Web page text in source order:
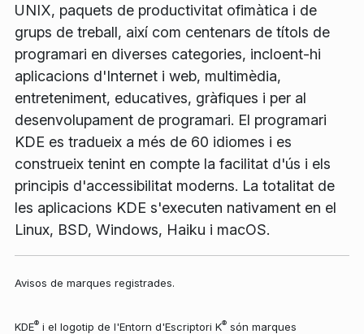
UNIX, paquets de productivitat ofimàtica i de
grups de treball, així com centenars de títols de
programari en diverses categories, incloent-hi
aplicacions d'Internet i web, multimèdia,
entreteniment, educatives, gràfiques i per al
desenvolupament de programari. El programari
KDE es tradueix a més de 60 idiomes i es
construeix tenint en compte la facilitat d'ús i els
principis d'accessibilitat moderns. La totalitat de
les aplicacions KDE s'executen nativament en el
Linux, BSD, Windows, Haiku i macOS.
Avisos de marques registrades.
KDE® i el logotip de l'Entorn d'Escriptori K® són marques